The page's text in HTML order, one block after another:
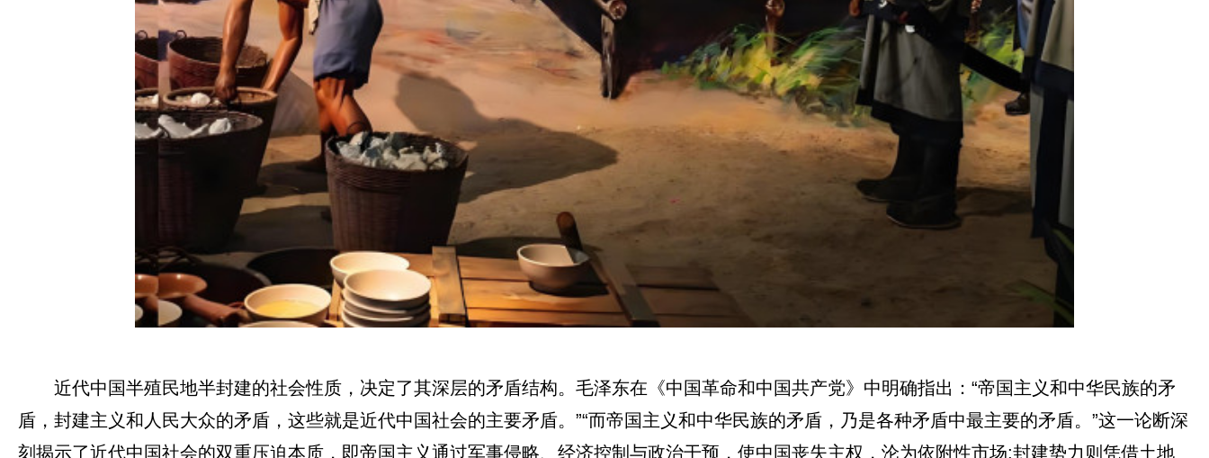
近代中国半殖民地半封建的社会性质，决定了其深层的矛盾结构。毛泽东在《中国革命和中国共产党》中明确指出：“帝国主义和中华民族的矛
盾，封建主义和人民大众的矛盾，这些就是近代中国社会的主要矛盾。”“而帝国主义和中华民族的矛盾，乃是各种矛盾中最主要的矛盾。”这一论断深
刻揭示了近代中国社会的双重压迫本质，即帝国主义通过军事侵略、经济控制与政治干预，使中国丧失主权，沦为依附性市场;封建势力则凭借土地